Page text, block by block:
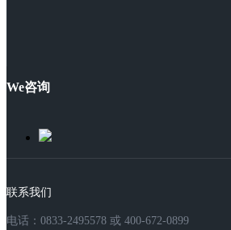
We咨询
联系我们
电话：0833-2495578 或 400-672-0899